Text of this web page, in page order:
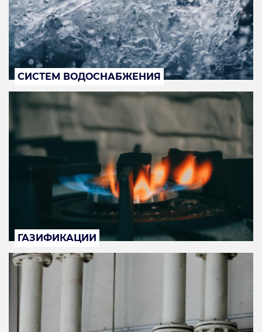
СИСТЕМ ВОДОСНАБЖЕНИЯ
ГАЗИФИКАЦИИ